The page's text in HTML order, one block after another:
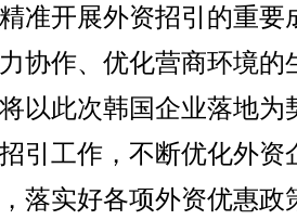
准开展外资招引的重要
协作、优化营商环境的
以此次韩国企业落地为
引工作，不断优化外资
落实好各项外资优惠政